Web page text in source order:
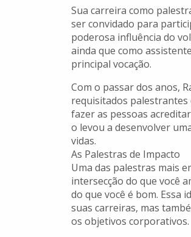
Sua carreira como
ser convidado para
poderosa influência do
ainda que como
principal vocação.
Com o passar dos anos,
requisitados palestrantes
fazer as pessoas
o levou a desenvolver
vidas.
As Palestras de Impacto
Uma das palestras mais
intersecção do que você
do que você é bom. Essa
suas carreiras, mas
os objetivos corporativos.